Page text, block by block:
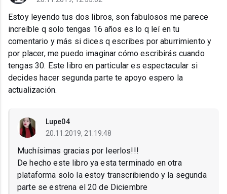
Estoy leyendo tus dos libros, son fabulosos me parece
increíble q solo tengas 16 años es lo q leí en tu
comentario y más si dices q escribes por aburrimiento y
por placer, me puedo imaginar cómo escribirás cuando
tengas 30. Este libro en particular es espectacular si
decides hacer segunda parte te apoyo espero la
actualización.
Lupe04
20.11.2019, 21:19:48
Muchísimas gracias por leerlos!!!
De hecho este libro ya esta terminado en otra
plataforma solo la estoy transcribiendo y la segunda
parte se estrena el 20 de Diciembre